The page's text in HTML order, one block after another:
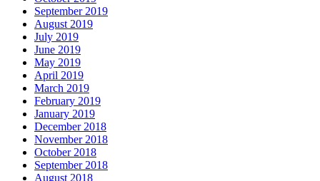
September 2019
August 2019
July 2019
June 2019
May 2019
April 2019
March 2019
February 2019
January 2019
December 2018
November 2018
October 2018
September 2018
August 2018